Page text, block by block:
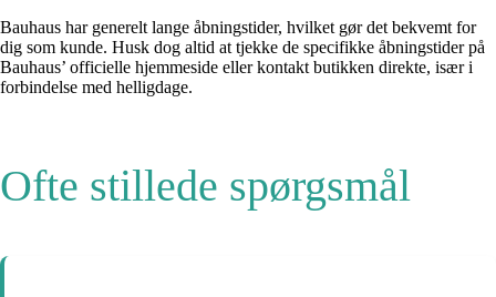
Bauhaus har generelt lange åbningstider, hvilket gør det bekvemt for
dig som kunde. Husk dog altid at tjekke de specifikke åbningstider på
Bauhaus’ officielle hjemmeside eller kontakt butikken direkte, især i
forbindelse med helligdage.
Ofte stillede spørgsmål